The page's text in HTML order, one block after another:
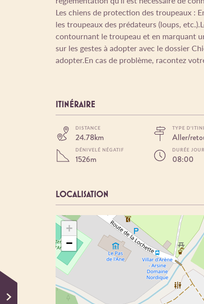
Les chiens de protection des troupeaux :
les troupeaux des prédateurs (loups,
contournant le troupeau et en marquant
sur les gestes à adopter avec le dossier
adopter.En cas de problème, racontez
ITINÉRAIRE
DISTANCE
24.78km
TYPE
Aller/
DÉNIVELÉ NÉGATIF
1526m
DURÉE
08:00
LOCALISATION
+
−